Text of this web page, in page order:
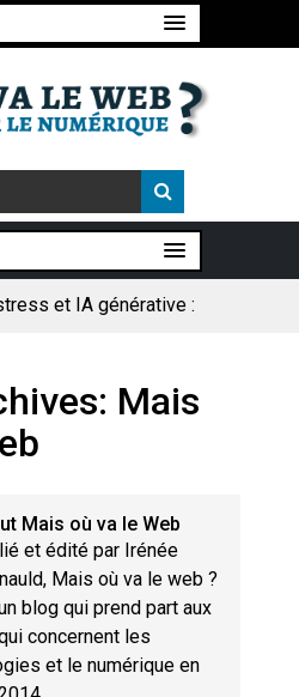
les études qui
: une lecture
veut moraliser le
sur la polémique
Mais
Mais où va le Web
et édité par Irénée
Mais où va le web ?
blog qui prend part aux
concernent les
et le numérique en